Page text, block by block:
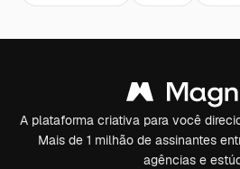
A plataforma criativa para você
Mais de 1 milhão de assinantes
agências e